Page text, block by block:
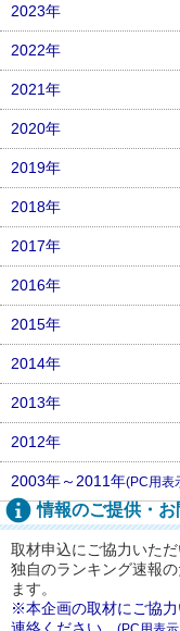
2023年
2022年
2021年
2020年
2019年
2018年
2017年
2016年
2015年
2014年
2013年
2012年
2003年～2011年(PC用表
情報のご提供・
取材申込にご協力いた
独自のランキング速報
ます。
※本企画の取材にご協
連絡ください。